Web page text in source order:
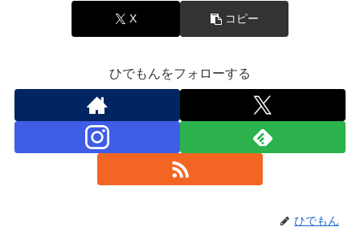
X コピー
ひでもんをフォローする
ひでもん